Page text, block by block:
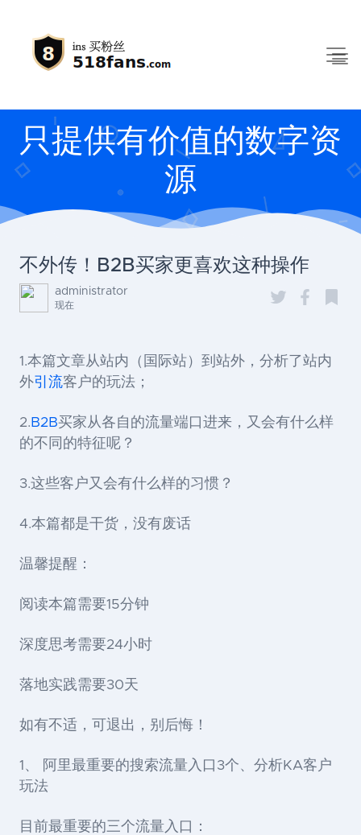
只提供有价值的数字资
源
不外传！B2B买家更喜欢这种操作
administrator
现在
1.本篇文章从站内（国际站）到站外，分析了站内
外引流客户的玩法；
2. B2B买家从各自的流量端口进来，又会有什么样
的不同的特征呢？
3.这些客户又会有什么样的习惯？
4.本篇都是干货，没有废话
温馨提醒：
阅读本篇需要15分钟
深度思考需要24小时
落地实践需要30天
如有不适，可退出，别后悔！
1、 阿里最重要的搜索流量入口3个、分析KA客户
玩法
目前最重要的三个流量入口：